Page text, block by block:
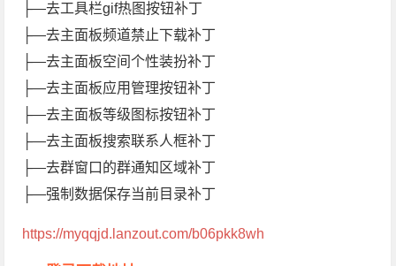
├—去工具栏gif热图按钮补丁
├—去主面板频道禁止下载补丁
├—去主面板空间个性装扮补丁
├—去主面板应用管理按钮补丁
├—去主面板等级图标按钮补丁
├—去主面板搜索联系人框补丁
├—去群窗口的群通知区域补丁
├—强制数据保存当前目录补丁
https://myqqjd.lanzout.com/b06pkk8wh